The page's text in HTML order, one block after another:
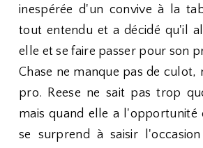
inespérée d'un convive à la
tout entendu et a décidé qu'il
elle et se faire passer pour son
Chase ne manque pas de culot,
pro. Reese ne sait pas trop
mais quand elle a l'opportunité
se surprend à saisir